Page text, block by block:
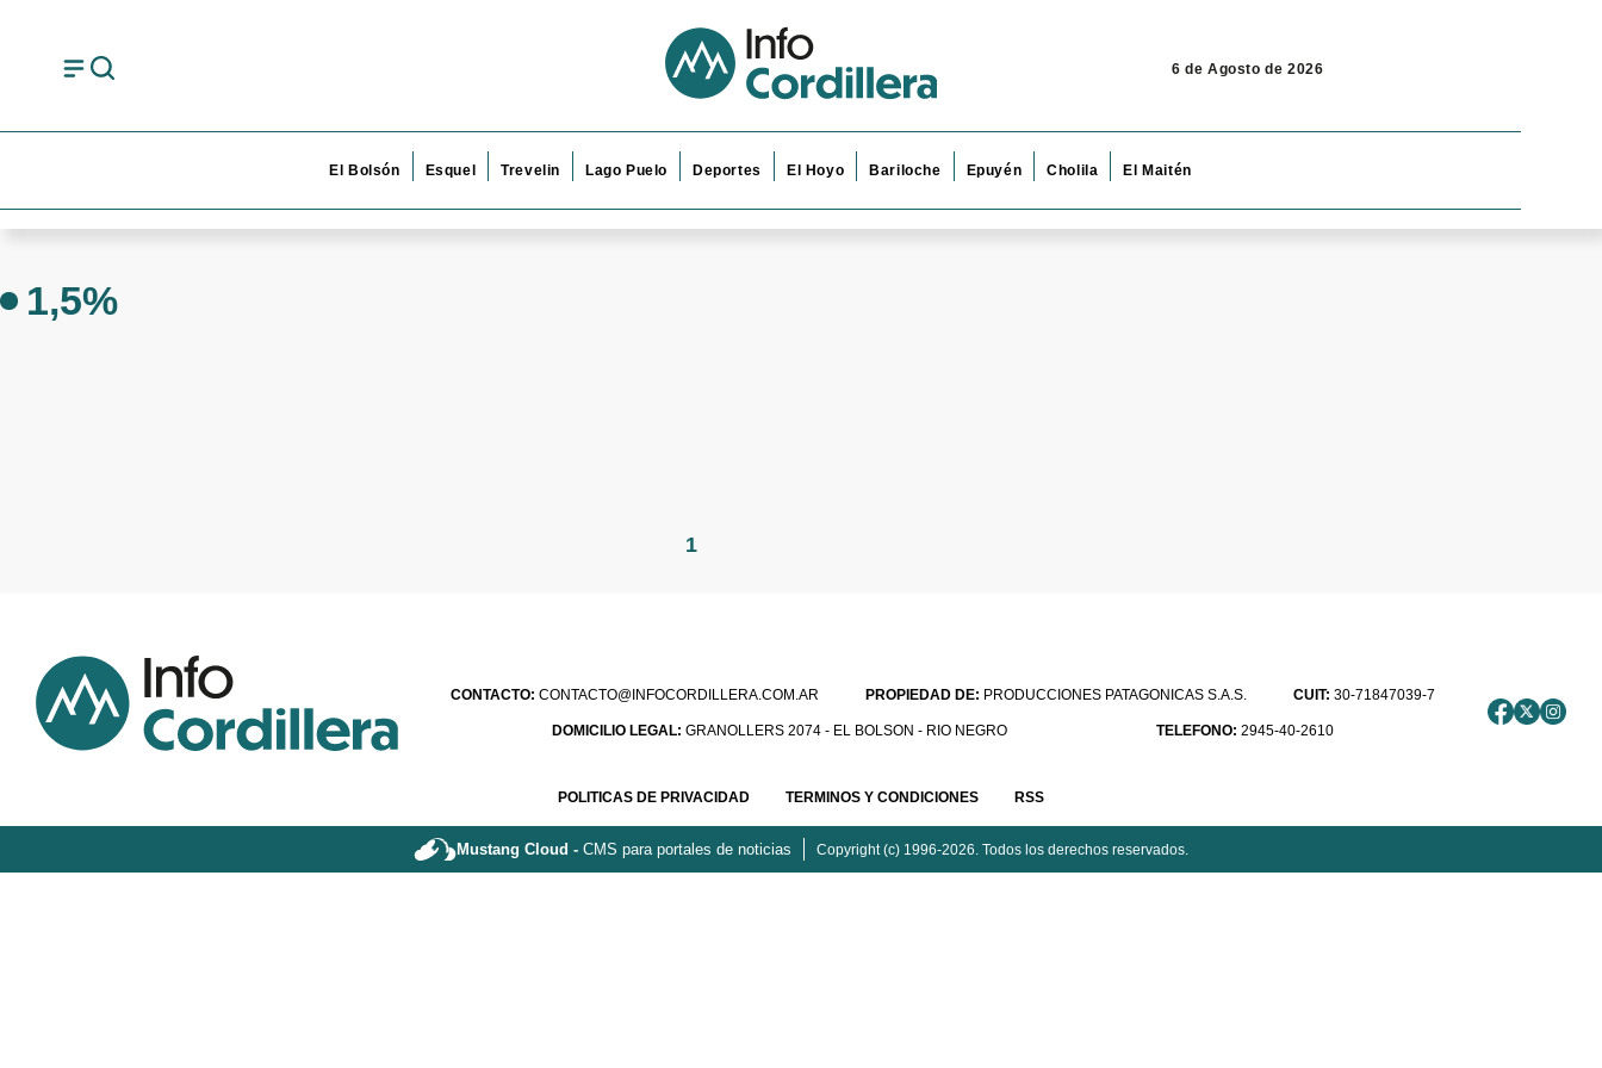
6 de Agosto de 2026
El Bolsón Esquel Trevelin Lago Puelo Deportes El Hoyo Bariloche Epuyén Cholila El Maitén
1,5%
1
CONTACTO: CONTACTO@INFOCORDILLERA.COM.AR PROPIEDAD DE: PRODUCCIONES PATAGONICAS S.A.S. CUIT: 30-71847039-7
DOMICILIO LEGAL:GRANOLLERS 2074 - EL BOLSON - RIO NEGRO TELEFONO: 2945-40-2610
POLITICAS DE PRIVACIDAD TERMINOS Y CONDICIONES RSS
Mustang Cloud - CMS para portales de noticias Copyright (c) 1996-2026. Todos los derechos reservados.